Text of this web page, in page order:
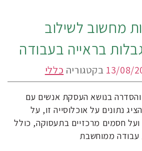
מחשוב לשילוב
בראייה בעבודה
13/08/ בקטגוריה כללי
בנושא העסקת אנשים עם
נתונים על אוכלוסייה זו, על
ועל חסמים מרכזיים בתעסוקה, כולל
עבודה ממוחשבת